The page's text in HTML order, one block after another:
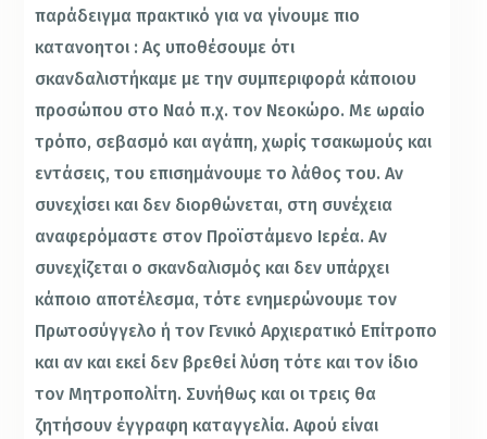
παράδειγμα πρακτικό για να γίνουμε πιο
κατανοητοι : Ας υποθέσουμε ότι
σκανδαλιστήκαμε με την συμπεριφορά κάποιου
προσώπου στο Ναό π.χ. τον Νεοκώρο. Με ωραίο
τρόπο, σεβασμό και αγάπη, χωρίς τσακωμούς και
εντάσεις, του επισημάνουμε το λάθος του. Αν
συνεχίσει και δεν διορθώνεται, στη συνέχεια
αναφερόμαστε στον Προϊστάμενο Ιερέα. Αν
συνεχίζεται ο σκανδαλισμός και δεν υπάρχει
κάποιο αποτέλεσμα, τότε ενημερώνουμε τον
Πρωτοσύγγελο ή τον Γενικό Αρχιερατικό Επίτροπο
και αν και εκεί δεν βρεθεί λύση τότε και τον ίδιο
τον Μητροπολίτη. Συνήθως και οι τρεις θα
ζητήσουν έγγραφη καταγγελία. Αφού είναι